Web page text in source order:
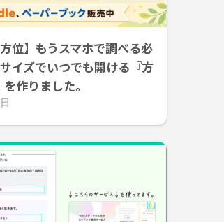
方位】もうスマホで調べる必
イズでいつでも開ける『方
作りました。